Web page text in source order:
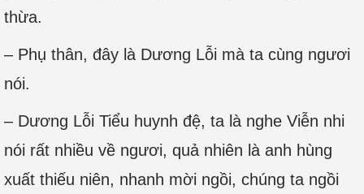
thừa.
– Phụ thân, đây là Dương Lỗi mà ta cùng ngươi
nói.
– Dương Lỗi Tiểu huynh đệ, ta là nghe Viễn nhi
nói rất nhiều về ngươi, quả nhiên là anh hùng
xuất thiếu niên, nhanh mời ngồi, chúng ta ngồi